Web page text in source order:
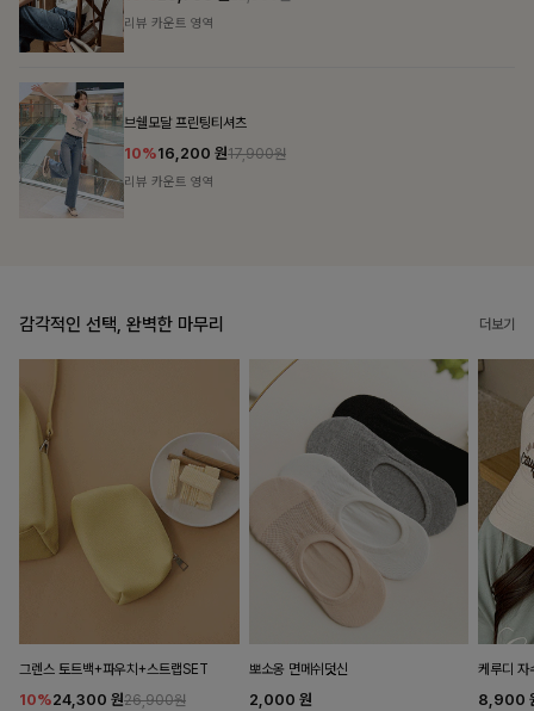
감각적인 선택, 완벽한 마무리 더보기
그렌스 토트백+파우치+스트랩SET
10%24,300 원26,900원
뽀소옹 면메쉬덧신
2,000 원
케루디 자
8,900